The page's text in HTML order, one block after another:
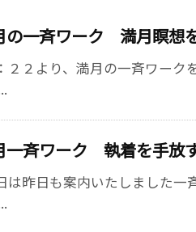
の一斉ワーク 満月瞑想
２２より、満月の一斉ワーク
一斉ワーク 執着を手放
は昨日も案内いたしました一